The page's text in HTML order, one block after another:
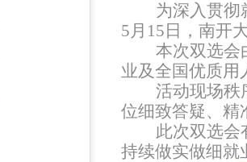
为深入贯彻
5月15日，南开
本次双选会
业及全国优质用
活动现场秩
位细致答疑、精
此次双选会
持续做实做细就